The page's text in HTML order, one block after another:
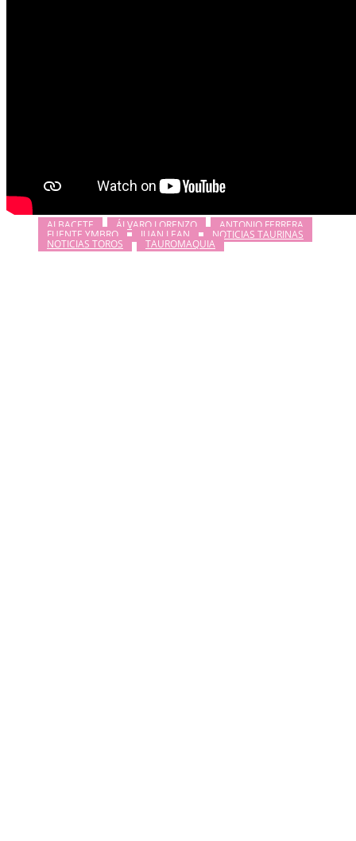
ALBACETE ÁLVARO LORENZO ANTONIO FERRERA
FUENTE YMBRO JUAN LEAN NOTICIAS TAURINAS
NOTICIAS TOROS TAUROMAQUIA